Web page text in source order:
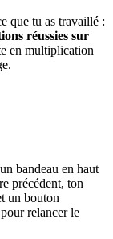
que tu as travaillé :
réussies sur
en multiplication
bandeau en haut
précédent, ton
un bouton
relancer le